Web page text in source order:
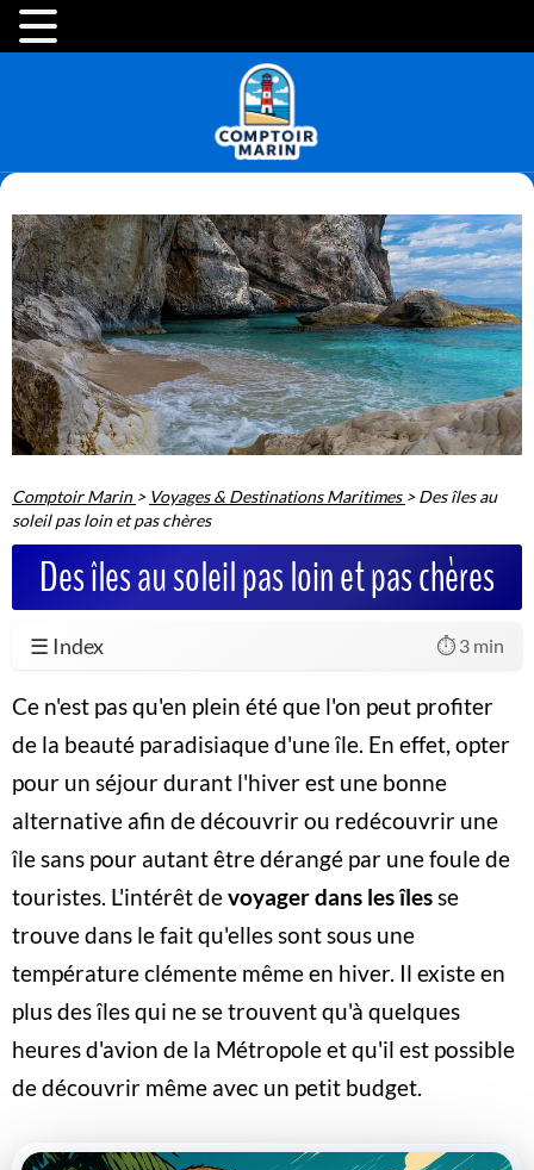
Comptoir Marin > Voyages & Destinations Maritimes >Des îles au
soleil pas loin et pas chères
Des îles au soleil pas loin et pas chères
☰ Index ⏱️ 3 min
Ce n'est pas qu'en plein été que l'on peut profiter
de la beauté paradisiaque d'une île. En effet, opter
pour un séjour durant l'hiver est une bonne
alternative afin de découvrir ou redécouvrir une
île sans pour autant être dérangé par une foule de
touristes. L'intérêt devoyager dans les îlesse
trouve dans le fait qu'elles sont sous une
température clémente même en hiver. Il existe en
plus des îles qui ne se trouvent qu'à quelques
heures d'avion de la Métropole et qu'il est possible
de découvrir même avec un petit budget.